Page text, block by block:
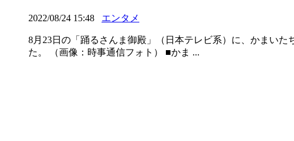
2022/08/24 15:48 エンタメ
8月23日の「踊るさんま御殿」（日本テレビ系）に、かまい
た。 （画像：時事通信フォト） ■かま ...